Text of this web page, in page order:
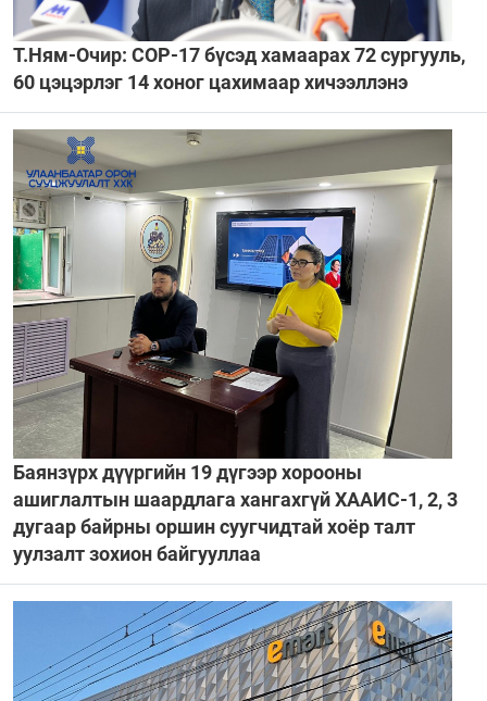
Т.Ням-Очир: CОР-17 бүсэд хамаарах 72 сургууль,
60 цэцэрлэг 14 хоног цахимаар хичээллэнэ
Баянзүрх дүүргийн 19 дүгээр хорооны
ашиглалтын шаардлага хангахгүй ХААИС-1, 2, 3
дугаар байрны оршин суугчидтай хоёр талт
уулзалт зохион байгууллаа